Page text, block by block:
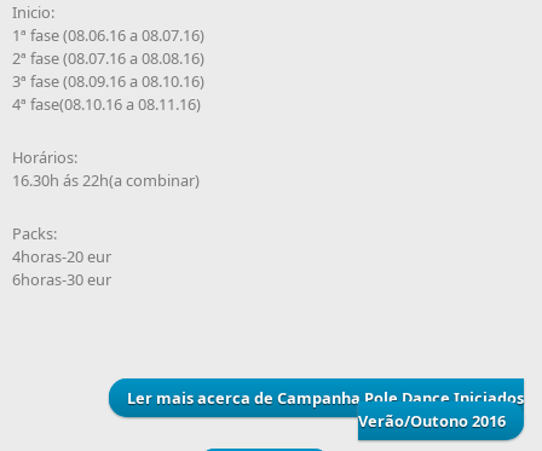
Inicio:
1ª fase (08.06.16 a 08.07.16)
2ª fase (08.07.16 a 08.08.16)
3ª fase (08.09.16 a 08.10.16)
4ª fase(08.10.16 a 08.11.16)
Horários:
16.30h ás 22h(a combinar)
Packs:
4horas-20 eur
6horas-30 eur
Ler maisacerca de Campanha Pole Dance Iniciados
Verão/Outono 2016